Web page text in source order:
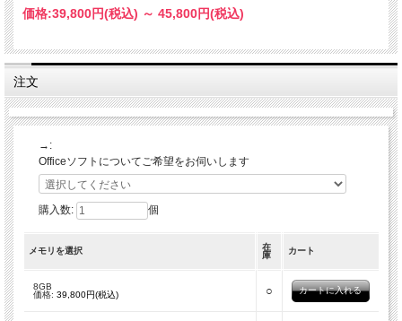
メモリ 8GB or 16GB 選択可能
15.6型☆FHD液晶☆テンキー付きキーボード
WPS Office付き☆中古PC☆中古ノートパソコン
価格:39,800円(税込) ～ 45,800円(税込)
注文
→:
Officeソフトについてご希望をお伺いします
購入数: 個
メモリを選択
在
庫
カート
8GB
価格: 39,800円(税込) ○